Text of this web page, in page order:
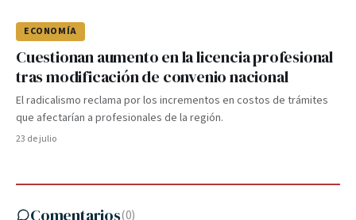
ECONOMÍA
Cuestionan aumento en la licencia profesional
tras modificación de convenio nacional
El radicalismo reclama por los incrementos en costos de trámites
que afectarían a profesionales de la región.
23 de julio
Comentarios(0)